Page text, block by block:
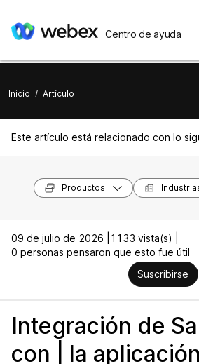
Centro de ayuda
Inicio / Artículo
Este artículo está relacionado con lo
Productos
09 de julio de 2026 |
1133 vista(s) |
0 personas pensaron que esto fue útil
Suscribirse
Integración de
con | la